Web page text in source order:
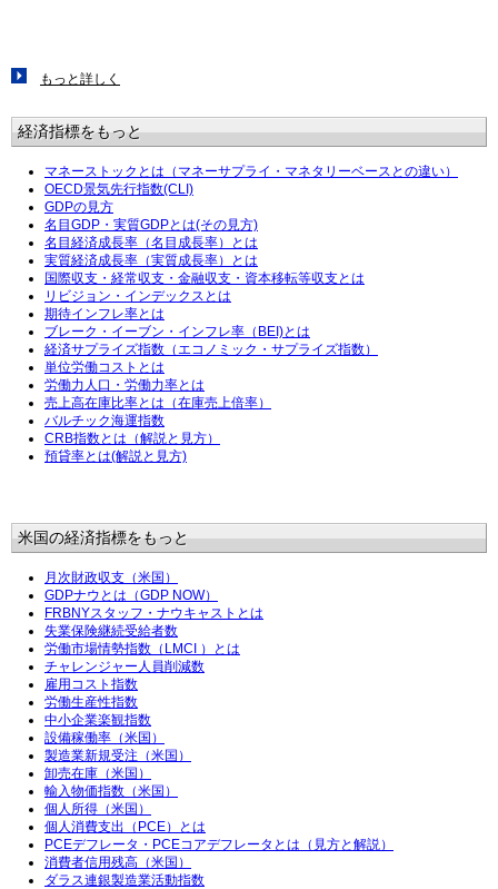
もっと詳しく
経済指標をもっと
マネーストックとは（マネーサプライ・マネタリーベースとの違い）
OECD景気先行指数(CLI)
GDPの見方
名目GDP・実質GDPとは(その見方)
名目経済成長率（名目成長率）とは
実質経済成長率（実質成長率）とは
国際収支・経常収支・金融収支・資本移転等収支とは
リビジョン・インデックスとは
期待インフレ率とは
ブレーク・イーブン・インフレ率（BEI)とは
経済サプライズ指数（エコノミック・サプライズ指数）
単位労働コストとは
労働力人口・労働力率とは
売上高在庫比率とは（在庫売上倍率）
バルチック海運指数
CRB指数とは（解説と見方）
預貸率とは(解説と見方)
米国の経済指標をもっと
月次財政収支（米国）
GDPナウとは（GDP NOW）
FRBNYスタッフ・ナウキャストとは
失業保険継続受給者数
労働市場情勢指数（LMCI ）とは
チャレンジャー人員削減数
雇用コスト指数
労働生産性指数
中小企業楽観指数
設備稼働率（米国）
製造業新規受注（米国）
卸売在庫（米国）
輸入物価指数（米国）
個人所得（米国）
個人消費支出（PCE）とは
PCEデフレータ・PCEコアデフレータとは（見方と解説）
消費者信用残高（米国）
ダラス連銀製造業活動指数